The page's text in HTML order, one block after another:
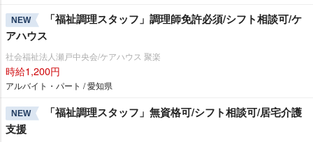
NEW
「福祉調理スタッフ」調理師免許必須/シフト相談可/ケ
アハウス
社会福祉法人瀬戸中央会/ケアハウス 聚楽
時給1,200円
アルバイト・パート / 愛知県
NEW
「福祉調理スタッフ」無資格可/シフト相談可/居宅介護
支援